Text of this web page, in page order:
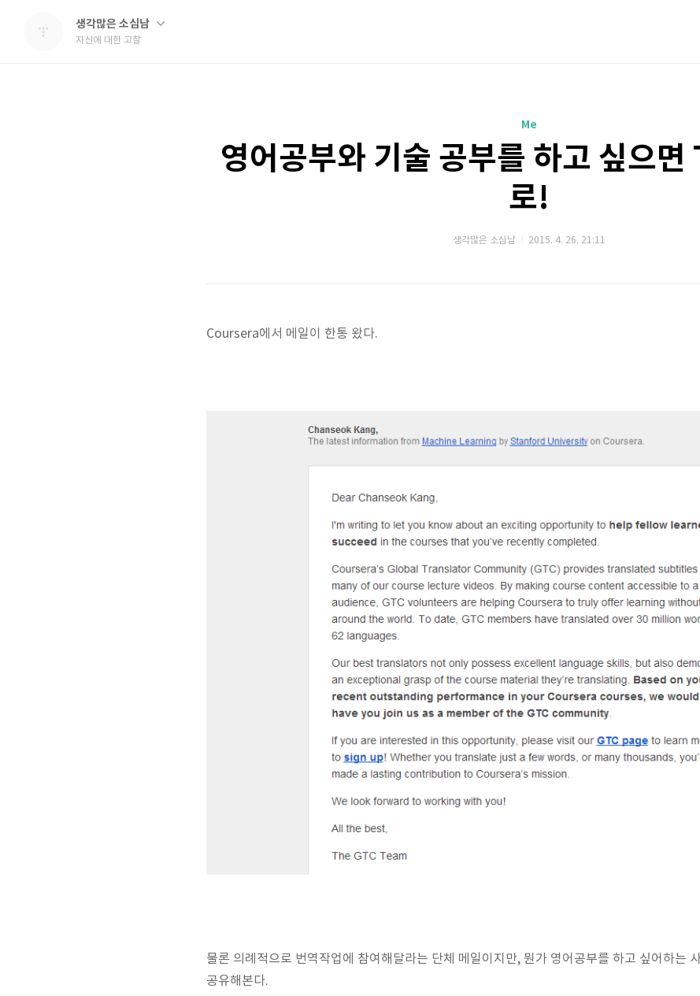
생각많은 소심남
자신에 대한 고찰
Me
영어공부와 기술 공부를 하고 싶으
로!
생각많은 소심남 2015. 4. 26. 21:11
Coursera에서 메일이 한통 왔다.
물론 의례적으로 번역작업에 참여해달라는 단체 메일이지만, 뭔가 영어공부를 하고 싶어하는
공유해본다.